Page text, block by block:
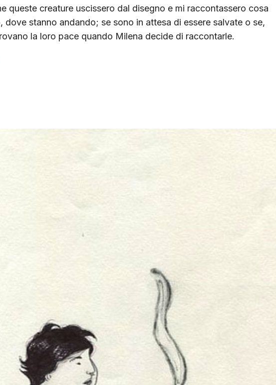
queste creature uscissero dal disegno e mi raccontassero cosa
dove stanno andando; se sono in attesa di essere salvate o se,
la loro pace quando Milena decide di raccontarle.